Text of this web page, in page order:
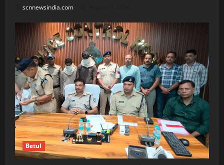
scnnewsindia.com
Betul